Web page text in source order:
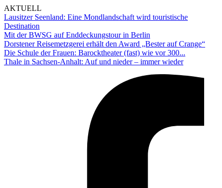
AKTUELL
Lausitzer Seenland: Eine Mondlandschaft wird touristische
Destination
Mit der BWSG auf Enddeckungstour in Berlin
Dorstener Reisemetzgerei erhält den Award „Bester auf Crange“
Die Schule der Frauen: Barocktheater (fast) wie vor 300...
Thale in Sachsen-Anhalt: Auf und nieder – immer wieder